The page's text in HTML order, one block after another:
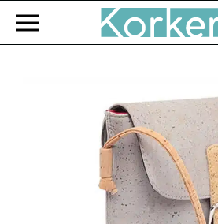
Zum Hauptinhalt springen